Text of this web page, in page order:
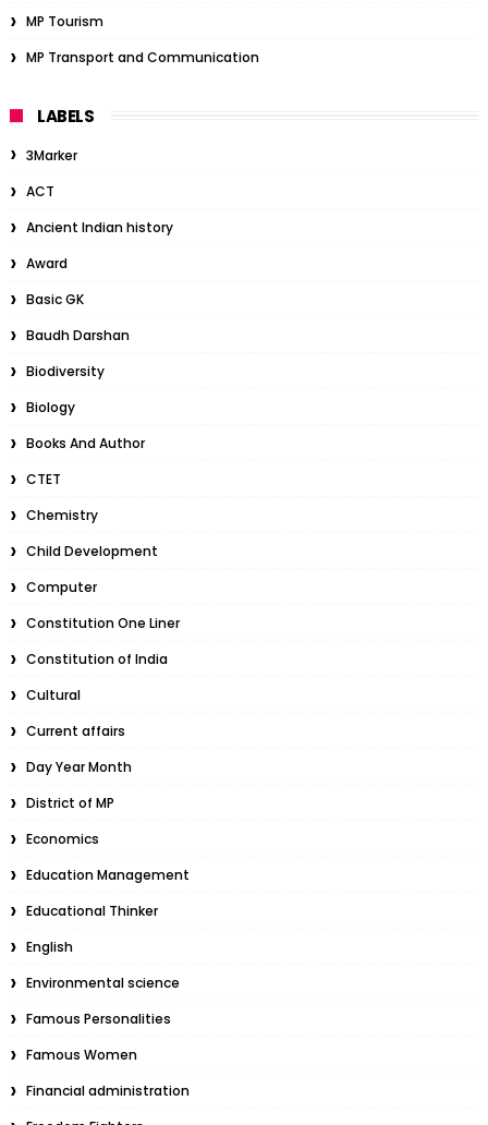
MP Tourism
MP Transport and Communication
LABELS
3Marker
ACT
Ancient Indian history
Award
Basic GK
Baudh Darshan
Biodiversity
Biology
Books And Author
CTET
Chemistry
Child Development
Computer
Constitution One Liner
Constitution of India
Cultural
Current affairs
Day Year Month
District of MP
Economics
Education Management
Educational Thinker
English
Environmental science
Famous Personalities
Famous Women
Financial administration